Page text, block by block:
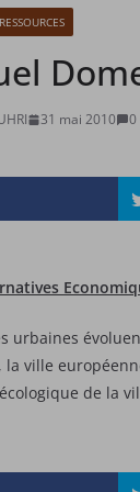
RESSOURCES
31 mai 2010 0
urbaines
la ville
de la